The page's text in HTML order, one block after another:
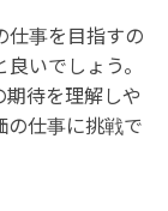
仕事を目指すの
いでしょう。
期待を理解しや
の仕事に挑戦で